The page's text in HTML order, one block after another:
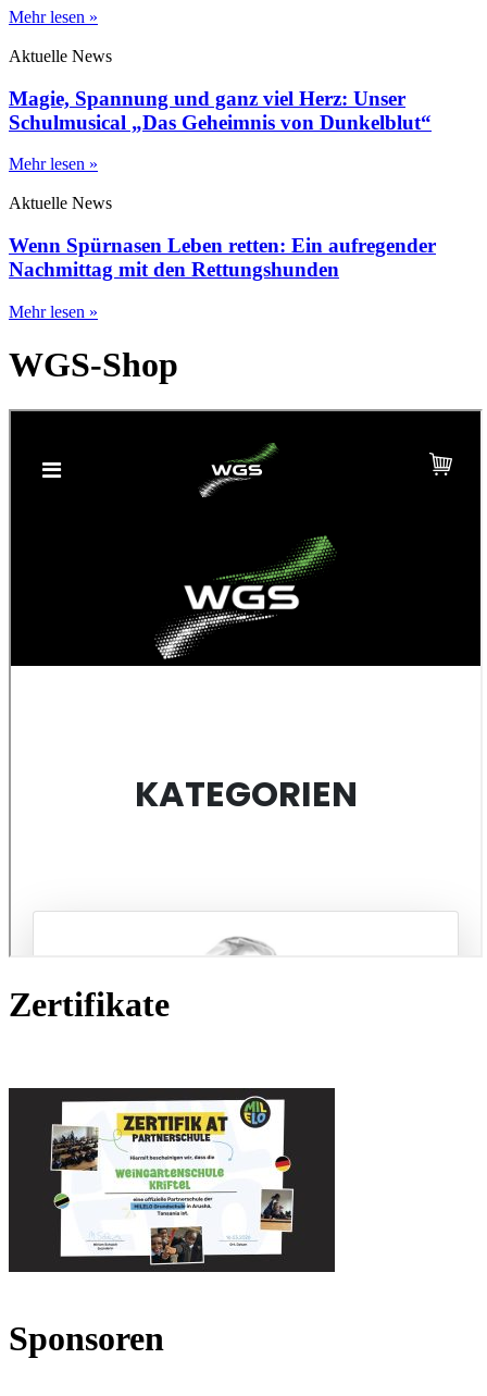
Mehr lesen »
Aktuelle News
Magie, Spannung und ganz viel Herz: Unser
Schulmusical „Das Geheimnis von Dunkelblut“
Mehr lesen »
Aktuelle News
Wenn Spürnasen Leben retten: Ein aufregender
Nachmittag mit den Rettungshunden
Mehr lesen »
WGS-Shop
Zertifikate
Sponsoren